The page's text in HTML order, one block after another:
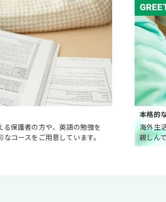
る保護者の方や、英語の勉強を
コースをご用意しています。
本格的
海外生
親しん